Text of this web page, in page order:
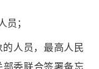
员；
人员，最高人民
委联合签署备忘